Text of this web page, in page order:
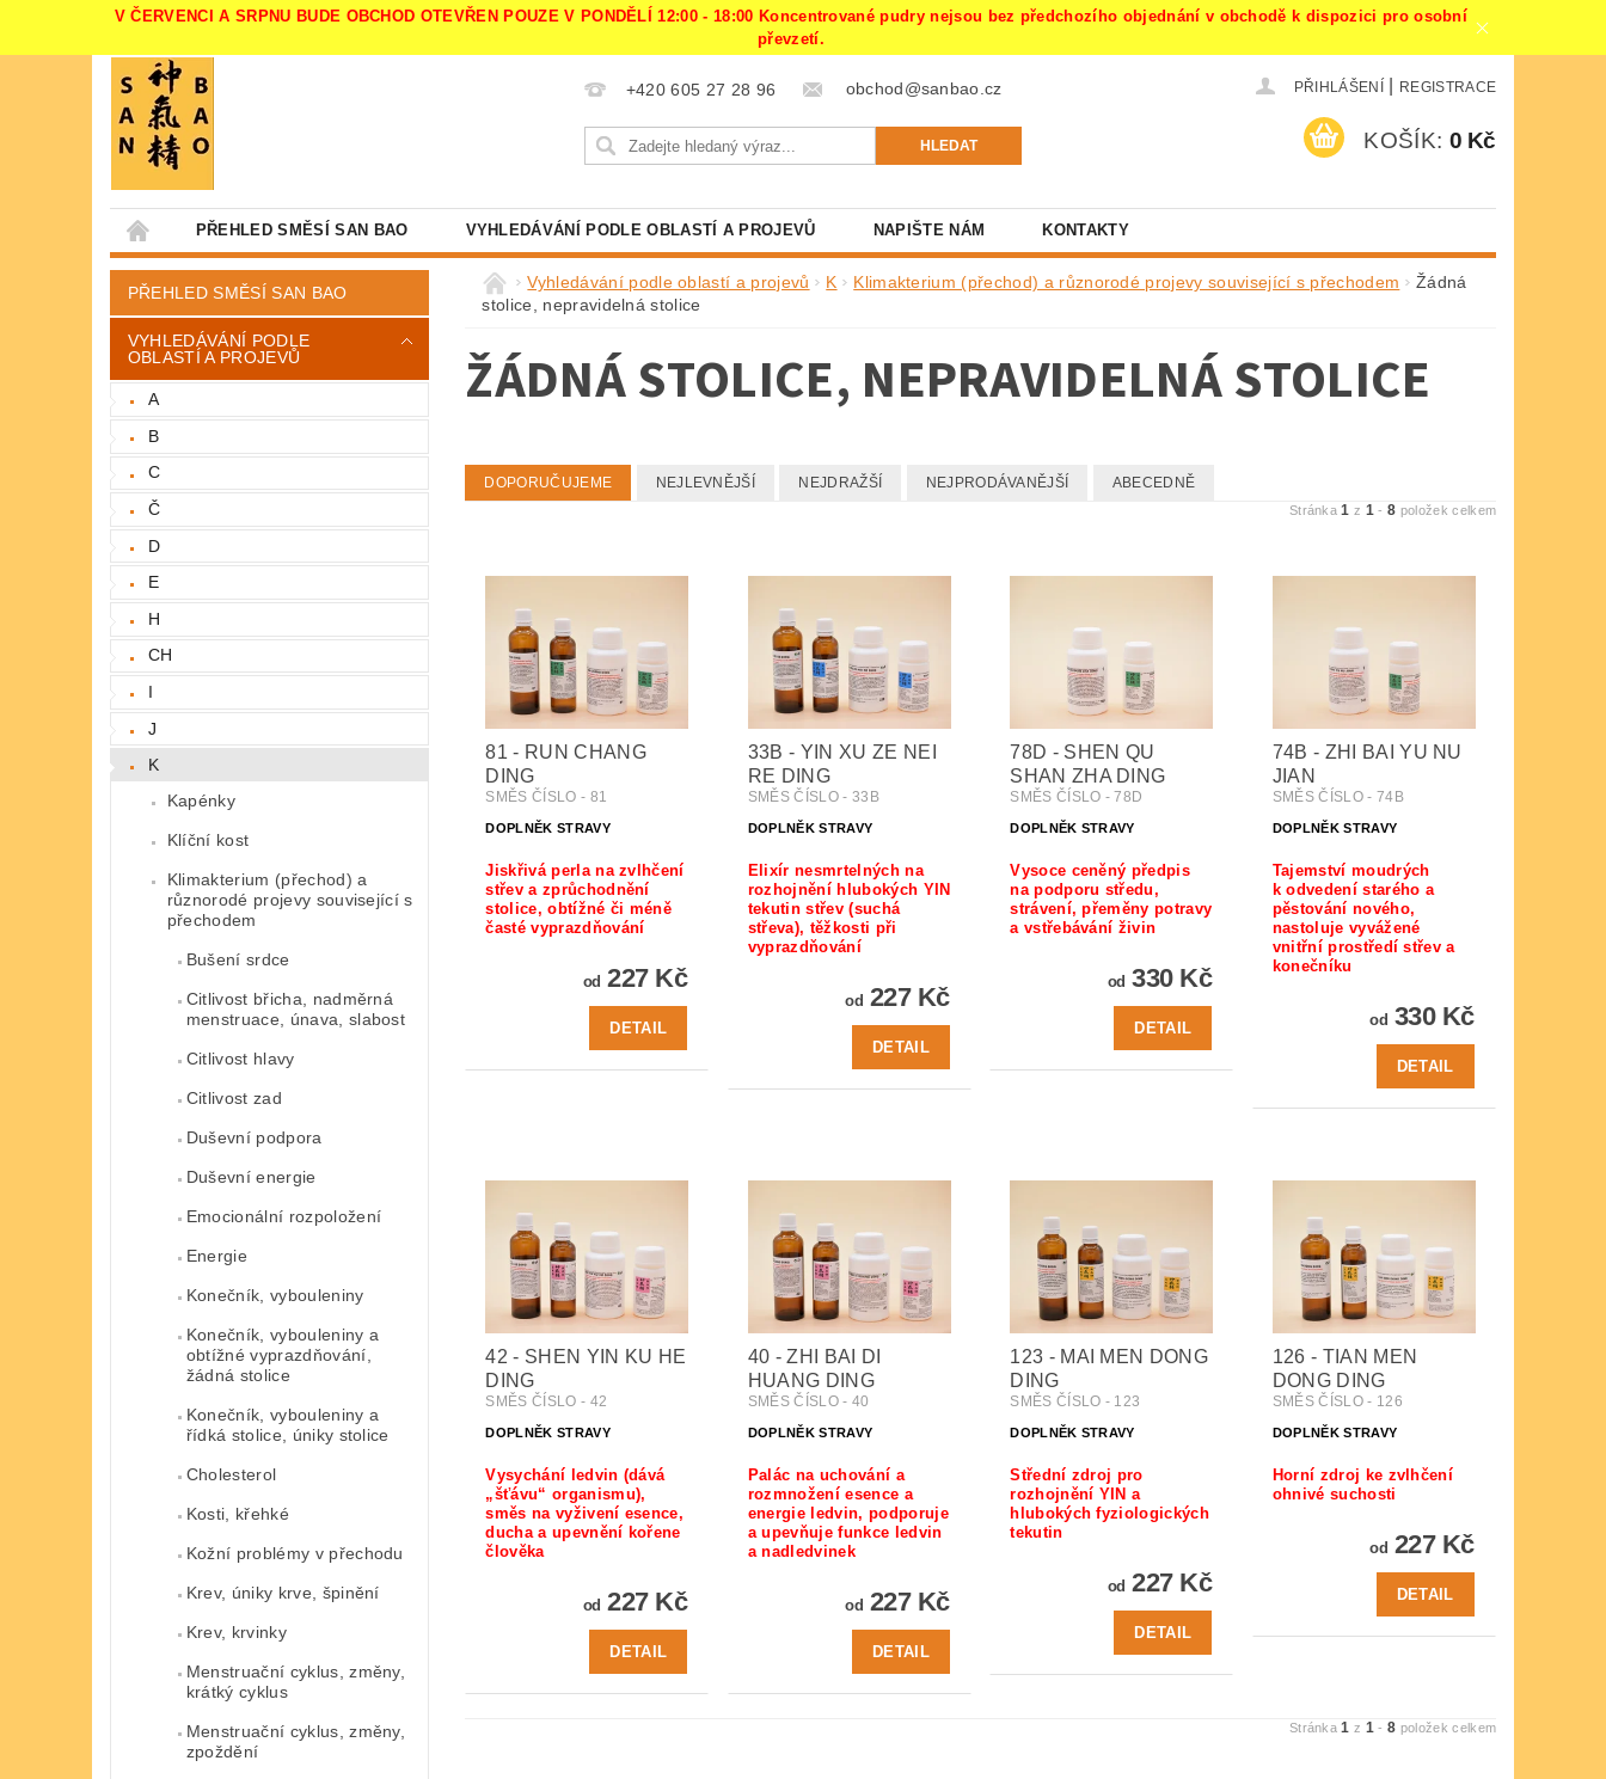
V ČERVENCI A SRPNU BUDE OBCHOD OTEVŘEN POUZE V PONDĚLÍ 12:00 - 18:00 Koncentrované pudry nejsou bez předchozího objednání v obchodě k dispozici pro osobní
převzetí.
+420 605 27 28 96 obchod@sanbao.cz PŘIHLÁŠENÍ REGISTRACE
KOŠÍK: 0 Kč
PŘEHLED SMĚSÍ SAN BAO VYHLEDÁVÁNÍ PODLE OBLASTÍ A PROJEVŮ NAPIŠTE NÁM KONTAKTY
PŘEHLED SMĚSÍ SAN BAO
VYHLEDÁVÁNÍ PODLE
OBLASTÍ A PROJEVŮ
A
B
C
Č
D
E
H
CH
I
J
K
Kapénky
Klíční kost
Klimakterium (přechod) a
různorodé projevy související s
přechodem
Bušení srdce
Citlivost břicha, nadměrná
menstruace, únava, slabost
Citlivost hlavy
Citlivost zad
Duševní podpora
Duševní energie
Emocionální rozpoložení
Energie
Konečník, vybouleniny
Konečník, vybouleniny a
obtížné vyprazdňování,
žádná stolice
Konečník, vybouleniny a
řídká stolice, úniky stolice
Cholesterol
Kosti, křehké
Kožní problémy v přechodu
Krev, úniky krve, špinění
Krev, krvinky
Menstruační cyklus, změny,
krátký cyklus
Menstruační cyklus, změny,
zpoždění
Vyhledávání podle oblastí a projevů K Klimakterium (přechod) a různorodé projevy související s přechodem
Žádná
stolice, nepravidelná stolice
ŽÁDNÁ STOLICE, NEPRAVIDELNÁ STOLICE
DOPORUČUJEME NEJLEVNĚJŠÍ NEJDRAŽŠÍ NEJPRODÁVANĚJŠÍ ABECEDNĚ
Stránka1 z 1 -8 položek celkem
81 - RUN CHANG
DING
SMĚS ČÍSLO - 81
DOPLNĚK STRAVY
Jiskřivá perla na zvlhčení
střev a zprůchodnění
stolice, obtížné či méně
časté vyprazdňování
od 227 Kč
DETAIL
33B - YIN XU ZE NEI
RE DING
SMĚS ČÍSLO - 33B
DOPLNĚK STRAVY
Elixír nesmrtelných na
rozhojnění hlubokých YIN
tekutin střev (suchá
střeva), těžkosti při
vyprazdňování
od 227 Kč
DETAIL
78D - SHEN QU
SHAN ZHA DING
SMĚS ČÍSLO - 78D
DOPLNĚK STRAVY
Vysoce ceněný předpis
na podporu středu,
strávení, přeměny potravy
a vstřebávání živin
od 330 Kč
DETAIL
74B - ZHI BAI YU NU
JIAN
SMĚS ČÍSLO - 74B
DOPLNĚK STRAVY
Tajemství moudrých
k odvedení starého a
pěstování nového,
nastoluje vyvážené
vnitřní prostředí střev a
konečníku
od 330 Kč
DETAIL
42 - SHEN YIN KU HE
DING
SMĚS ČÍSLO - 42
DOPLNĚK STRAVY
Vysychání ledvin (dává
„šťávu“ organismu),
směs na vyživení esence,
ducha a upevnění kořene
člověka
od 227 Kč
DETAIL
40 - ZHI BAI DI
HUANG DING
SMĚS ČÍSLO - 40
DOPLNĚK STRAVY
Palác na uchování a
rozmnožení esence a
energie ledvin, podporuje
a upevňuje funkce ledvin
a nadledvinek
od 227 Kč
DETAIL
123 - MAI MEN DONG
DING
SMĚS ČÍSLO - 123
DOPLNĚK STRAVY
Střední zdroj pro
rozhojnění YIN a
hlubokých fyziologických
tekutin
od 227 Kč
DETAIL
126 - TIAN MEN
DONG DING
SMĚS ČÍSLO - 126
DOPLNĚK STRAVY
Horní zdroj ke zvlhčení
ohnivé suchosti
od 227 Kč
DETAIL
Stránka1 z 1 -8 položek celkem